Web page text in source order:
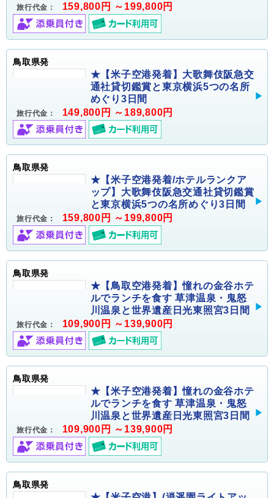
旅行代金： 159,800円 ～199,800円
鳥取県発
★【米子空港発着】大歌舞伎阪急交
通社貸切鑑賞と東京横浜5つの名所
めぐり3日間
旅行代金： 149,800円 ～189,800円
鳥取県発
★【米子空港発着/ホテルランクア
ップ】大歌舞伎阪急交通社貸切鑑賞
と東京横浜5つの名所めぐり3日間
旅行代金： 159,800円 ～199,800円
鳥取県発
★【鳥取空港発着】憧れの金谷ホテ
ルでランチを食す 草津温泉・鬼怒
川温泉と世界遺産日光東照宮3日間
旅行代金： 109,900円 ～139,900円
鳥取県発
★【米子空港発着】憧れの金谷ホテ
ルでランチを食す 草津温泉・鬼怒
川温泉と世界遺産日光東照宮3日間
旅行代金： 109,900円 ～139,900円
鳥取県発